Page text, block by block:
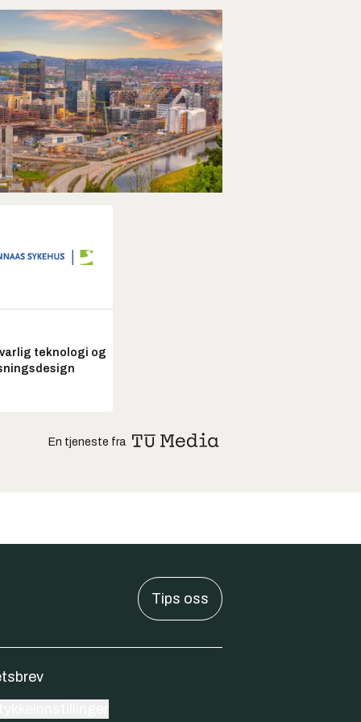
teknologi og
En tjeneste fra
Tips oss